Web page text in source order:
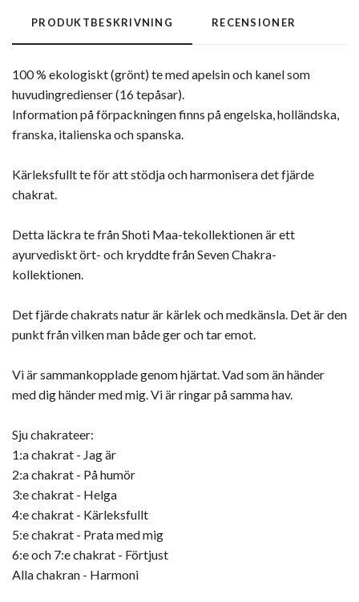
PRODUKTBESKRIVNING RECENSIONER
100 % ekologiskt (grönt) te med apelsin och kanel som
huvudingredienser (16 tepåsar).
Information på förpackningen finns på engelska, holländska,
franska, italienska och spanska.
Kärleksfullt te för att stödja och harmonisera det fjärde
chakrat.
Detta läckra te från Shoti Maa-tekollektionen är ett
ayurvediskt ört- och kryddte från Seven Chakra-
kollektionen.
Det fjärde chakrats natur är kärlek och medkänsla. Det är den
punkt från vilken man både ger och tar emot.
Vi är sammankopplade genom hjärtat. Vad som än händer
med dig händer med mig. Vi är ringar på samma hav.
Sju chakrateer:
1:a chakrat - Jag är
2:a chakrat - På humör
3:e chakrat - Helga
4:e chakrat - Kärleksfullt
5:e chakrat - Prata med mig
6:e och 7:e chakrat - Förtjust
Alla chakran - Harmoni